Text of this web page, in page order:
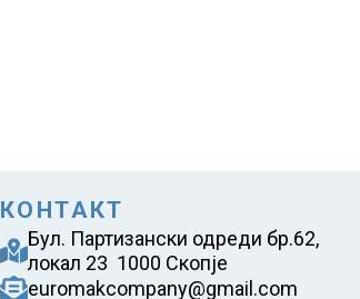
КОНТАКТ
Бул. Партизански одреди бр.62,
локал 23 1000 Скопје
euromakcompany@gmail.com